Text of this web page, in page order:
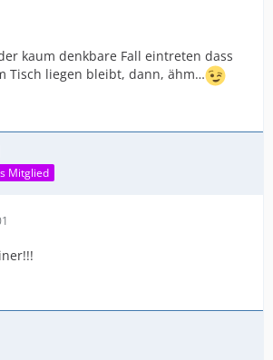
kaum denkbare Fall eintreten dass
Tisch liegen bleibt, dann, ähm…
Mitglied